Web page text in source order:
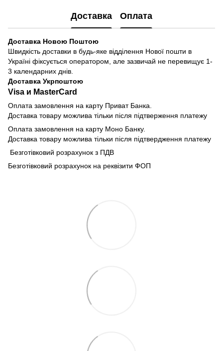
Доставка Оплата
Доставка Новою Поштою
Швидкість доставки в будь-яке відділення Нової пошти в
Україні фіксується оператором, але зазвичай не перевищує 1-
3 календарних днів.
Доставка Укрпоштою
Visa и MasterCard
Оплата замовлення на карту Приват Банка.
Доставка товару можлива тільки після підтверження платежу
Оплата замовлення на карту Моно Банку.
Доставка товару можлива тільки після підтвердження платежу
Безготівковий розрахунок з ПДВ
Безготівковий розрахунок на реквізити ФОП